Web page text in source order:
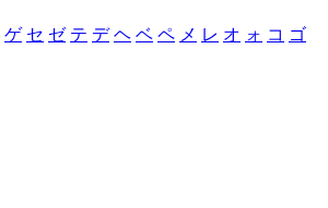
ゲ セ ゼ テ デ ヘ ベ ペ メ レ オ ォ コ ゴ